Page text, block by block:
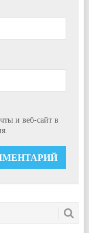
и веб-сайт в